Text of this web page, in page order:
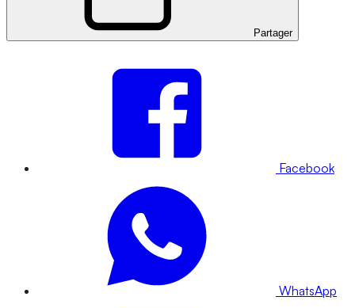
Partager
Facebook
WhatsApp